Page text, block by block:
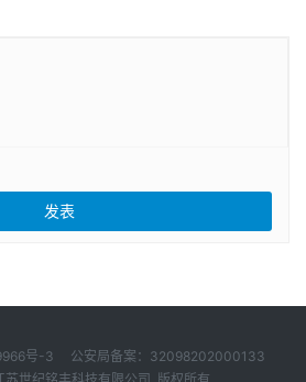
号-3 公安局备案：32098202000133